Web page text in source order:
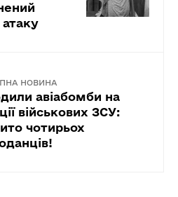
НОВИНА
авіабомби на
військових ЗСУ:
чотирьох